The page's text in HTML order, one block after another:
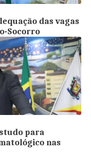
das vagas
Socorro
para
nas